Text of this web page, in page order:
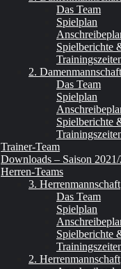
Das Team
Spielplan
Spielberichte
2.
Das Team
Spielplan
Spielberichte
Trainer-Team
Downloads – Saison
Herren-Teams
3. Herrenmannschaft
Das Team
Spielplan
Spielberichte
2. Herrenmannschaft